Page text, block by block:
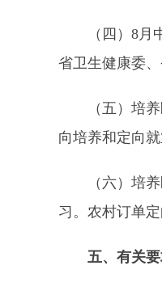
（四）8月中
省卫生健康委
（五）培养医
向培养和定向
（六）培养医
习。农村订单
五、有关